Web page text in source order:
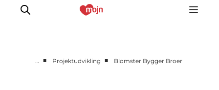
… ■ Projektudvikling ■ Blomster Bygger Broer